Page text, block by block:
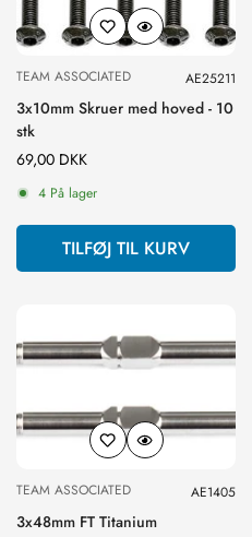
TEAM ASSOCIATED AE25211
3x10mm Skruer med hoved - 10
stk
Normal
pris
69,00 DKK
4 På lager
TILFØJ TIL KURV
TEAM ASSOCIATED AE1405
3x48mm FT Titanium